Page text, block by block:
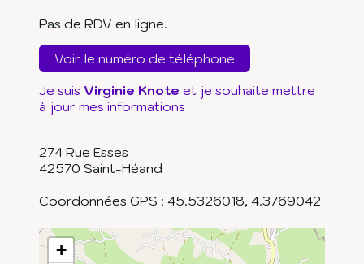
Pas de RDV en ligne.
Voir le numéro de téléphone
Je suis Virginie Knote et je souhaite mettre
à jour mes informations
274 Rue Esses
42570 Saint-Héand
Coordonnées GPS : 45.5326018, 4.3769042
+